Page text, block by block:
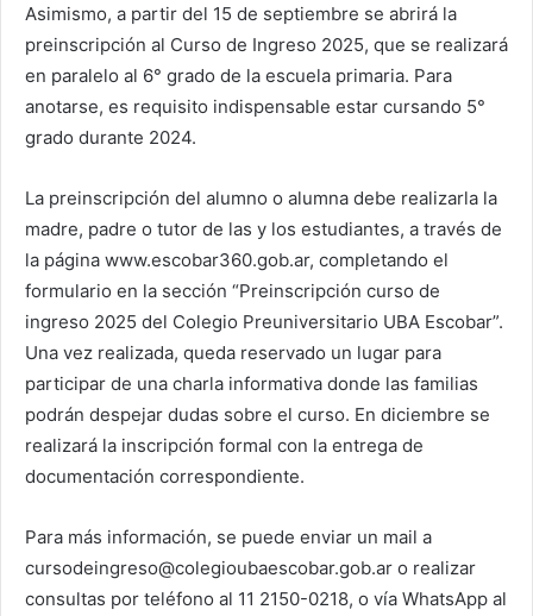
Asimismo, a partir del 15 de septiembre se abrirá la
preinscripción al Curso de Ingreso 2025, que se realizará
en paralelo al 6° grado de la escuela primaria. Para
anotarse, es requisito indispensable estar cursando 5°
grado durante 2024.
La preinscripción del alumno o alumna debe realizarla la
madre, padre o tutor de las y los estudiantes, a través de
la página www.escobar360.gob.ar, completando el
formulario en la sección “Preinscripción curso de
ingreso 2025 del Colegio Preuniversitario UBA Escobar”.
Una vez realizada, queda reservado un lugar para
participar de una charla informativa donde las familias
podrán despejar dudas sobre el curso. En diciembre se
realizará la inscripción formal con la entrega de
documentación correspondiente.
Para más información, se puede enviar un mail a
cursodeingreso@colegioubaescobar.gob.ar o realizar
consultas por teléfono al 11 2150-0218, o vía WhatsApp al